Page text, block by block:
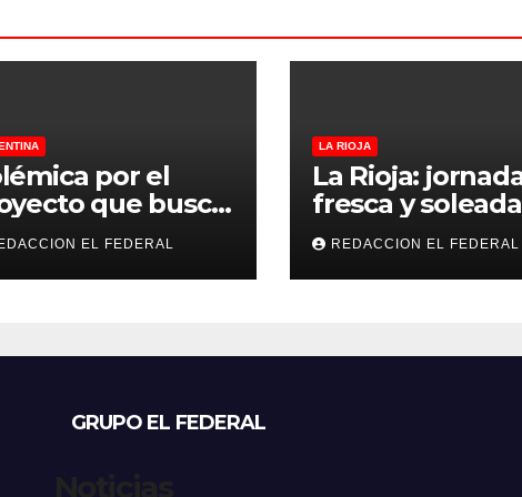
por el
que busca
criaderos y
de perros y
denuncian
EL FEDERAL
LA RIOJA
La Rioja:
fresca y soleada
este jueves, con
temperaturas
estables para el
REDACCION EL FEDERAL
GRUPO EL FEDERAL